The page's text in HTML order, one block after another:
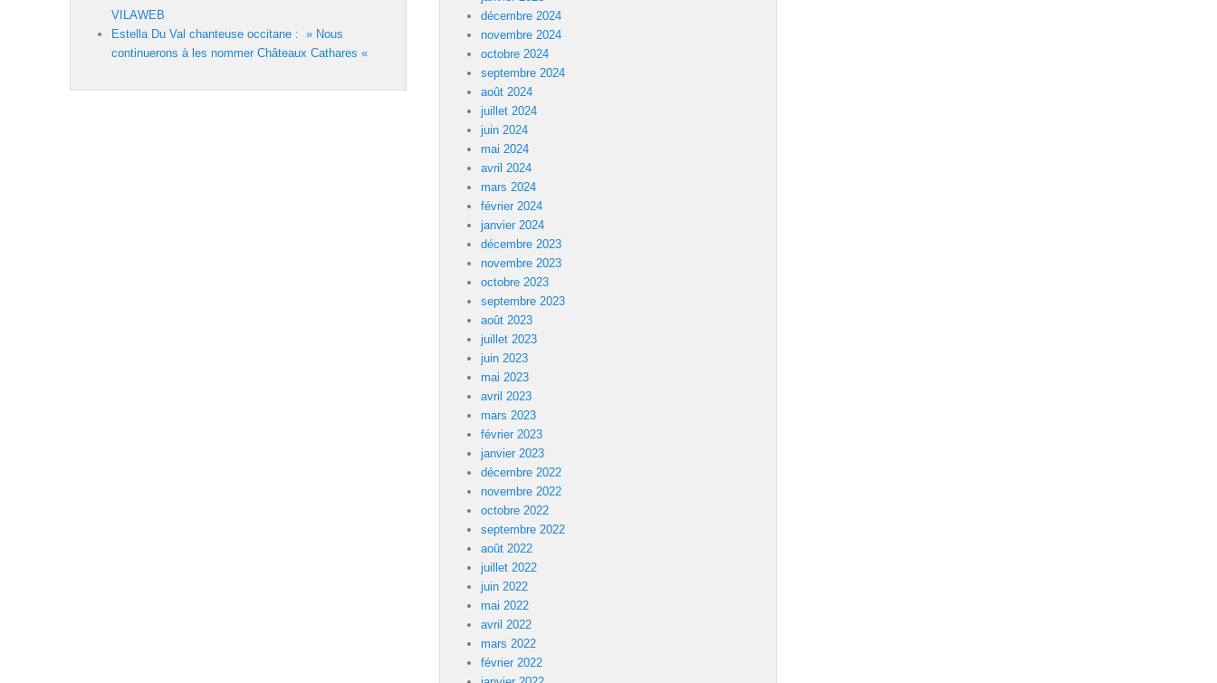
VILAWEB
Estella Du Val chanteuse occitane : » Nous
continuerons à les nommer Châteaux Cathares «
décembre 2024
novembre 2024
octobre 2024
septembre 2024
août 2024
juillet 2024
juin 2024
mai 2024
avril 2024
mars 2024
février 2024
janvier 2024
décembre 2023
novembre 2023
octobre 2023
septembre 2023
août 2023
juillet 2023
juin 2023
mai 2023
avril 2023
mars 2023
février 2023
janvier 2023
décembre 2022
novembre 2022
octobre 2022
septembre 2022
août 2022
juillet 2022
juin 2022
mai 2022
avril 2022
mars 2022
février 2022